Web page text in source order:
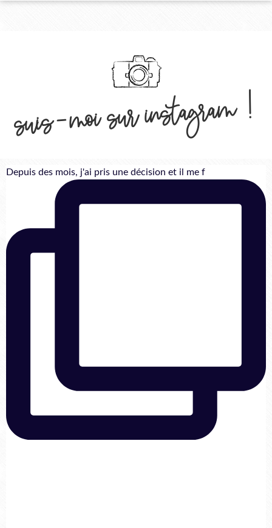
suis-moi sur instagram !
Depuis des mois, j'ai pris une décision et il me f